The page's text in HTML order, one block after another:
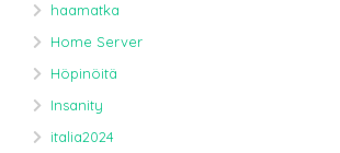
haamatka
Home Server
Höpinöitä
Insanity
italia2024